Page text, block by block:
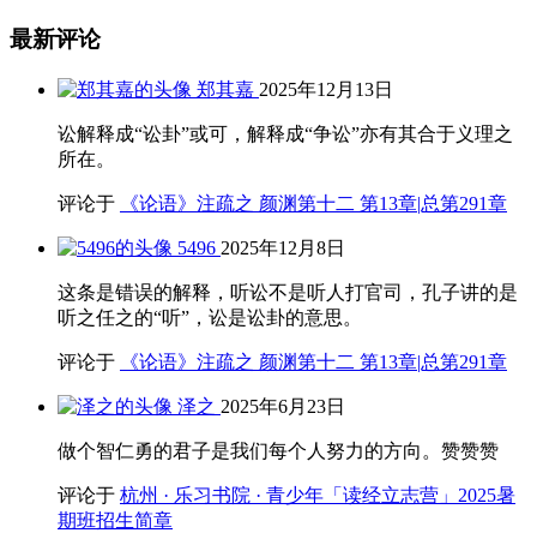
最新评论
郑其嘉 2025年12月13日
讼解释成“讼卦”或可，解释成“争讼”亦有其合于义理之
所在。
评论于 《论语》注疏之 颜渊第十二 第13章|总第291章
5496 2025年12月8日
这条是错误的解释，听讼不是听人打官司，孔子讲的是
听之任之的“听”，讼是讼卦的意思。
评论于 《论语》注疏之 颜渊第十二 第13章|总第291章
泽之 2025年6月23日
做个智仁勇的君子是我们每个人努力的方向。赞赞赞
评论于 杭州 · 乐习书院 · 青少年「读经立志营」2025暑
期班招生简章